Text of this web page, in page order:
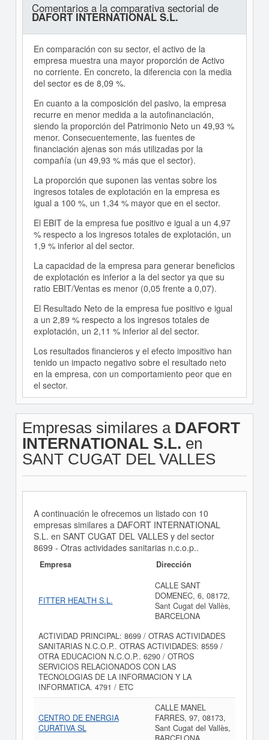
Comentarios a la comparativa sectorial de
DAFORT INTERNATIONAL S.L.
En comparación con su sector, el activo de la
empresa muestra una mayor proporción de Activo
no corriente. En concreto, la diferencia con la media
del sector es de 8,09 %.
En cuanto a la composición del pasivo, la empresa
recurre en menor medida a la autofinanciación,
siendo la proporción del Patrimonio Neto un 49,93 %
menor. Consecuentemente, las fuentes de
financiación ajenas son más utilizadas por la
compañía (un 49,93 % más que el sector).
La proporción que suponen las ventas sobre los
ingresos totales de explotación en la empresa es
igual a 100 %, un 1,34 % mayor que en el sector.
El EBIT de la empresa fue positivo e igual a un 4,97
% respecto a los ingresos totales de explotación, un
1,9 % inferior al del sector.
La capacidad de la empresa para generar beneficios
de explotación es inferior a la del sector ya que su
ratio EBIT/Ventas es menor (0,05 frente a 0,07).
El Resultado Neto de la empresa fue positivo e igual
a un 2,89 % respecto a los ingresos totales de
explotación, un 2,11 % inferior al del sector.
Los resultados financieros y el efecto impositivo han
tenido un impacto negativo sobre el resultado neto
en la empresa, con un comportamiento peor que en
el sector.
Empresas similares a DAFORT
INTERNATIONAL S.L. en
SANT CUGAT DEL VALLES
A continuación le ofrecemos un listado con 10
empresas similares a DAFORT INTERNATIONAL
S.L. en SANT CUGAT DEL VALLES y del sector
8699 - Otras actividades sanitarias n.c.o.p..
Empresa Dirección
FITTER HEALTH S.L.
CALLE SANT
DOMENEC, 6, 08172,
Sant Cugat del Vallès,
BARCELONA
ACTIVIDAD PRINCIPAL: 8699 / OTRAS ACTIVIDADES
SANITARIAS N.C.O.P.. OTRAS ACTIVIDADES: 8559 /
OTRA EDUCACION N.C.O.P.. 6290 / OTROS
SERVICIOS RELACIONADOS CON LAS
TECNOLOGIAS DE LA INFORMACION Y LA
INFORMATICA. 4791 / ETC
CENTRO DE ENERGIA
CURATIVA SL
CALLE MANEL
FARRES, 97, 08173,
Sant Cugat del Vallès,